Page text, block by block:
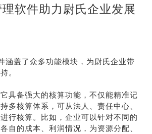
软件助力尉氏企业发展
涵盖了众多功能模块，为尉氏企业带
。
具备强大的核算功能，不仅能精准记
多核算体系，可从法人、责任中心、
行核算。比如，企业可以针对不同的
自的成本、利润情况，为资源分配、